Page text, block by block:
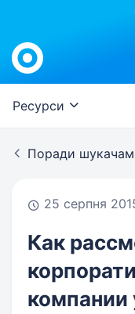
Work.ua
Ресурси
Поради шукачам
25 серпня
Как
компании